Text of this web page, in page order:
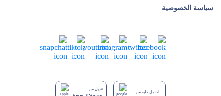
سياسة الخصوصية
تنزيل من
احصل عليه من